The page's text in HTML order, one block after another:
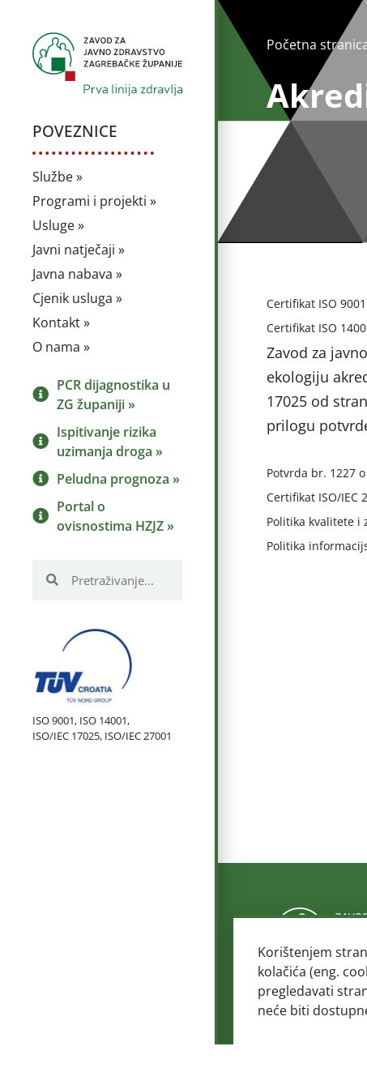
POVEZNICE
Službe »
Programi i projekti »
Usluge »
Javni natječaji »
Javna nabava »
Cjenik usluga »
Kontakt »
O nama »
PCR dijagnostika u
ZG županiji »
Ispitivanje rizika
uzimanja droga »
Peludna prognoza »
Portal o
ovisnostima HZJZ »
ISO 9001, ISO 14001,
ISO/IEC 17025, ISO/IEC 27001
Početna
Certifikat ISO 9001
Certifikat ISO
Zavod za
ekologiju
17025 od
prilogu
Potvrda br. 1227
Certifikat ISO/IEC
Politika kvalitete i
Politika
©
Korištenjem
kolačića (eng.
pregledavati
neće biti